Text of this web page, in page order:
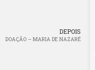
DEPOIS
DOAÇÃO – MARIA DE NAZARÉ